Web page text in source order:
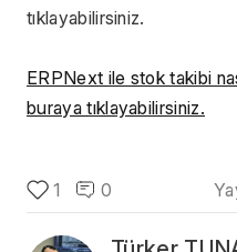
tıklayabilirsiniz.
ERPNext ile stok takibi
buraya tıklayabilirsiniz.
1 0